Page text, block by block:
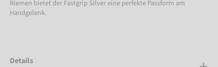
Riemen bietet der Fastgrip Silver eine perfekte Passform am
Handgelenk.
Details